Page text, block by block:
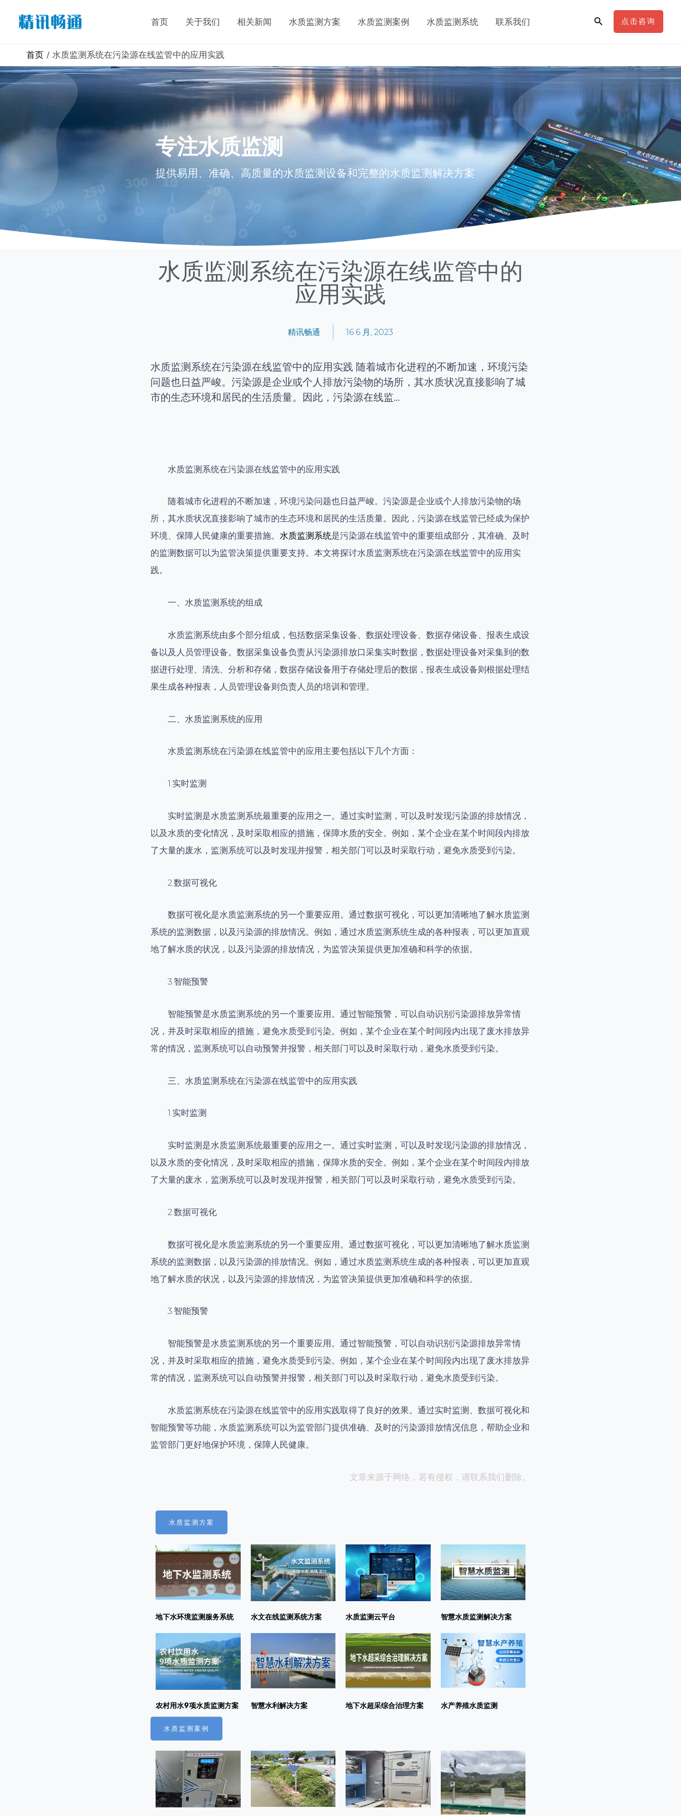
首页 关于我们 相关新闻 水质监测方案 水质监测案例 水质监测系统 联系我们 点击咨询
首页 水质监测系统在污染源在线监管中的应用实践
专注水质监测
提供易用、准确、高质量的水质监测设备和完整的水质监测解决方案
水质监测系统在污染源在线监管中的
应用实践
精讯畅通 16 6 月, 2023
水质监测系统在污染源在线监管中的应用实践 随着城市化进程的不断加速，环境污染
问题也日益严峻。污染源是企业或个人排放污染物的场所，其水质状况直接影响了城
市的生态环境和居民的生活质量。因此，污染源在线监...
水质监测系统在污染源在线监管中的应用实践
随着城市化进程的不断加速，环境污染问题也日益严峻。污染源是企业或个人排放污染物的场
所，其水质状况直接影响了城市的生态环境和居民的生活质量。因此，污染源在线监管已经成为保护
环境、保障人民健康的重要措施。 水质监测系统是污染源在线监管中的重要组成部分，其准确、及时
的监测数据可以为监管决策提供重要支持。本文将探讨水质监测系统在污染源在线监管中的应用实
践。
一、水质监测系统的组成
水质监测系统由多个部分组成，包括数据采集设备、数据处理设备、数据存储设备、报表生成设
备以及人员管理设备。数据采集设备负责从污染源排放口采集实时数据，数据处理设备对采集到的数
据进行处理、清洗、分析和存储，数据存储设备用于存储处理后的数据，报表生成设备则根据处理结
果生成各种报表，人员管理设备则负责人员的培训和管理。
二、水质监测系统的应用
水质监测系统在污染源在线监管中的应用主要包括以下几个方面：
1.实时监测
实时监测是水质监测系统最重要的应用之一。通过实时监测，可以及时发现污染源的排放情况，
以及水质的变化情况，及时采取相应的措施，保障水质的安全。例如，某个企业在某个时间段内排放
了大量的废水，监测系统可以及时发现并报警，相关部门可以及时采取行动，避免水质受到污染。
2.数据可视化
数据可视化是水质监测系统的另一个重要应用。通过数据可视化，可以更加清晰地了解水质监测
系统的监测数据，以及污染源的排放情况。例如，通过水质监测系统生成的各种报表，可以更加直观
地了解水质的状况，以及污染源的排放情况，为监管决策提供更加准确和科学的依据。
3.智能预警
智能预警是水质监测系统的另一个重要应用。通过智能预警，可以自动识别污染源排放异常情
况，并及时采取相应的措施，避免水质受到污染。例如，某个企业在某个时间段内出现了废水排放异
常的情况，监测系统可以自动预警并报警，相关部门可以及时采取行动，避免水质受到污染。
三、水质监测系统在污染源在线监管中的应用实践
1.实时监测
实时监测是水质监测系统最重要的应用之一。通过实时监测，可以及时发现污染源的排放情况，
以及水质的变化情况，及时采取相应的措施，保障水质的安全。例如，某个企业在某个时间段内排放
了大量的废水，监测系统可以及时发现并报警，相关部门可以及时采取行动，避免水质受到污染。
2.数据可视化
数据可视化是水质监测系统的另一个重要应用。通过数据可视化，可以更加清晰地了解水质监测
系统的监测数据，以及污染源的排放情况。例如，通过水质监测系统生成的各种报表，可以更加直观
地了解水质的状况，以及污染源的排放情况，为监管决策提供更加准确和科学的依据。
3.智能预警
智能预警是水质监测系统的另一个重要应用。通过智能预警，可以自动识别污染源排放异常情
况，并及时采取相应的措施，避免水质受到污染。例如，某个企业在某个时间段内出现了废水排放异
常的情况，监测系统可以自动预警并报警，相关部门可以及时采取行动，避免水质受到污染。
水质监测系统在污染源在线监管中的应用实践取得了良好的效果。通过实时监测、数据可视化和
智能预警等功能，水质监测系统可以为监管部门提供准确、及时的污染源排放情况信息，帮助企业和
监管部门更好地保护环境，保障人民健康。
文章来源于网络，若有侵权，请联系我们删除。
水质监测方案
地下水环境监测服务系统 水文在线监测系统方案 水质监测云平台 智慧水质监测解决方案
农村用水9项水质监测方案 智慧水利解决方案 地下水超采综合治理方案 水产养殖水质监测
水质监测案例